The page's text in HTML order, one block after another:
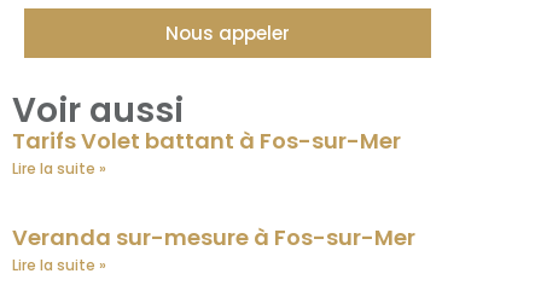
Nous appeler
Voir aussi
Tarifs Volet battant à Fos-sur-Mer
Lire la suite »
Veranda sur-mesure à Fos-sur-Mer
Lire la suite »